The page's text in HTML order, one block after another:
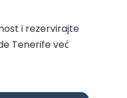
i rezervirajte
Tenerife već